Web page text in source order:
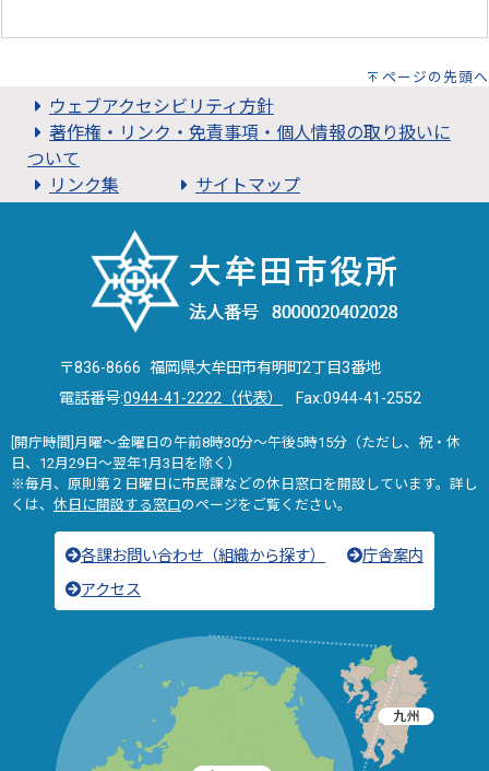
ページの先頭へ
ウェブアクセシビリティ方針
著作権・リンク・免責事項・個人情報の取り扱いに
ついて
リンク集
サイトマップ
〒836-8666 福岡県大牟田市有明町2丁目3番地
電話番号:0944-41-2222（代表） Fax:0944-41-2552
[開庁時間]月曜～金曜日の午前8時30分～午後5時15分（ただし、祝・休
日、12月29日～翌年1月3日を除く）
※毎月、原則第２日曜日に市民課などの休日窓口を開設しています。詳し
くは、 休日に開設する窓口のページをご覧ください。
各課お問い合わせ（組織から探す）
庁舎案内
アクセス